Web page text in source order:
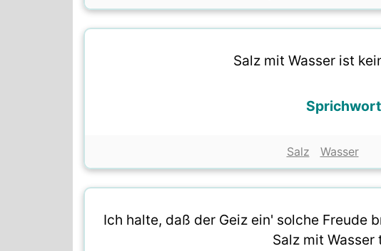
Salz mit Wasser ist
Sprichwort
Salz Wasser
Ich halte, daß der Geiz ein' solche Freude
Salz mit Wasser